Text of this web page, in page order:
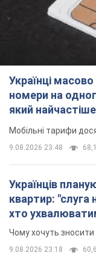
Українці
номери на
який
Мобільні тарифи
9.08.2026 23:48
Українців
квартир: "слуга
хто
знесення
Чому хочуть зносити
9.08.2026 23:18